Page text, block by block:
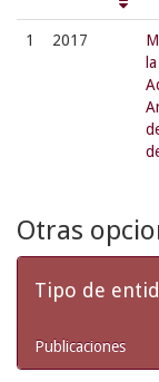
1 2017
Otras
Tipo de
Publicaciones